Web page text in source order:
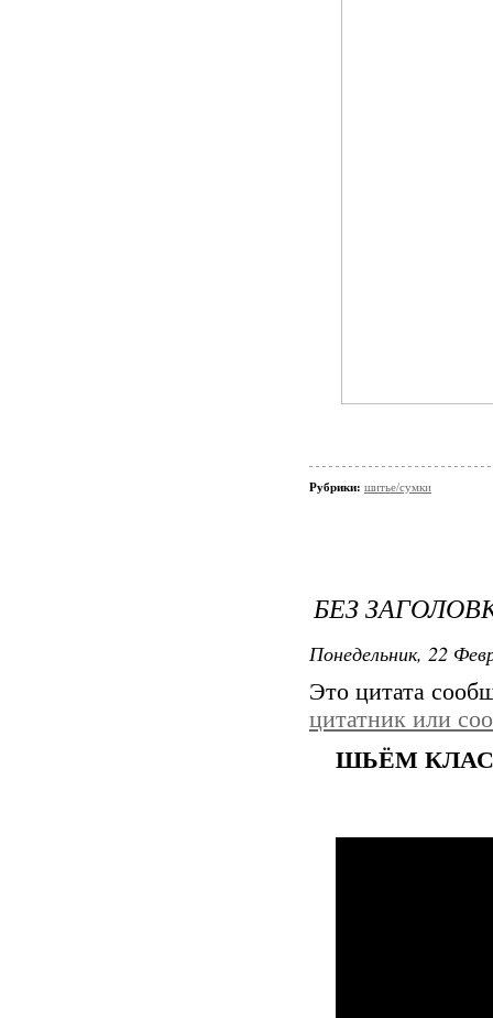
Рубрики: шитье/сумки
БЕЗ
Понедельник, 22
Это цитата
цитатник или
ШЬЁМ